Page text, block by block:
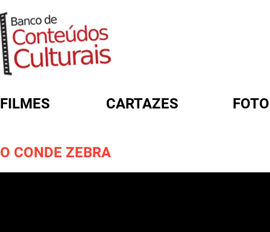
FILMES CARTAZES
O CONDE ZEBRA